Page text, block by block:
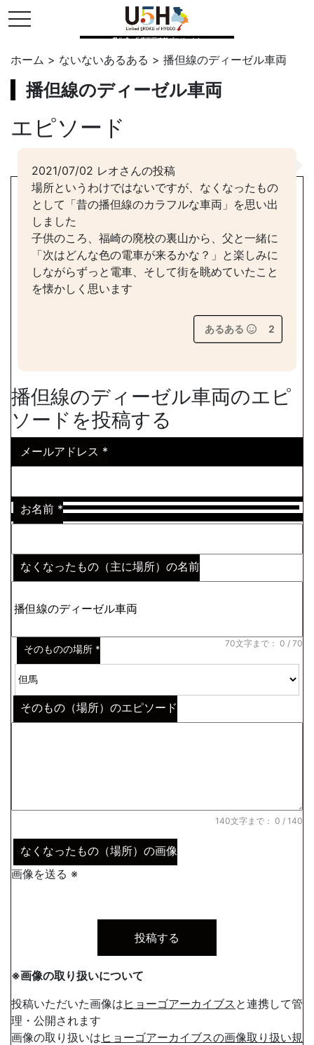
toggle navigation
県公式・兵庫五国連邦プロジェクト
ホーム > ないないあるある > 播但線のディーゼル車両
播但線のディーゼル車両
エピソード
2021/07/02 レオさんの投稿
場所というわけではないですが、なくなったもの
として「昔の播但線のカラフルな車両」を思い出
しました
子供のころ、福崎の廃校の裏山から、父と一緒に
「次はどんな色の電車が来るかな？」と楽しみに
しながらずっと電車、そして街を眺めていたこと
を懐かしく思います
あるある 2
播但線のディーゼル車両のエピ
ソードを投稿する
メールアドレス *
お名前 *
なくなったもの（主に場所）の名前
70文字まで： 0 / 70
そのものの場所 *
そのもの（場所）のエピソード
140文字まで： 0 / 140
なくなったもの（場所）の画像
画像を送る ※
※画像の取り扱いについて
投稿いただいた画像は ヒョーゴアーカイブス と連携して管
理・公開されます
画像の取り扱いは ヒョーゴアーカイブスの画像取り扱い規